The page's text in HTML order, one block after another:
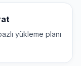
yükleme planı